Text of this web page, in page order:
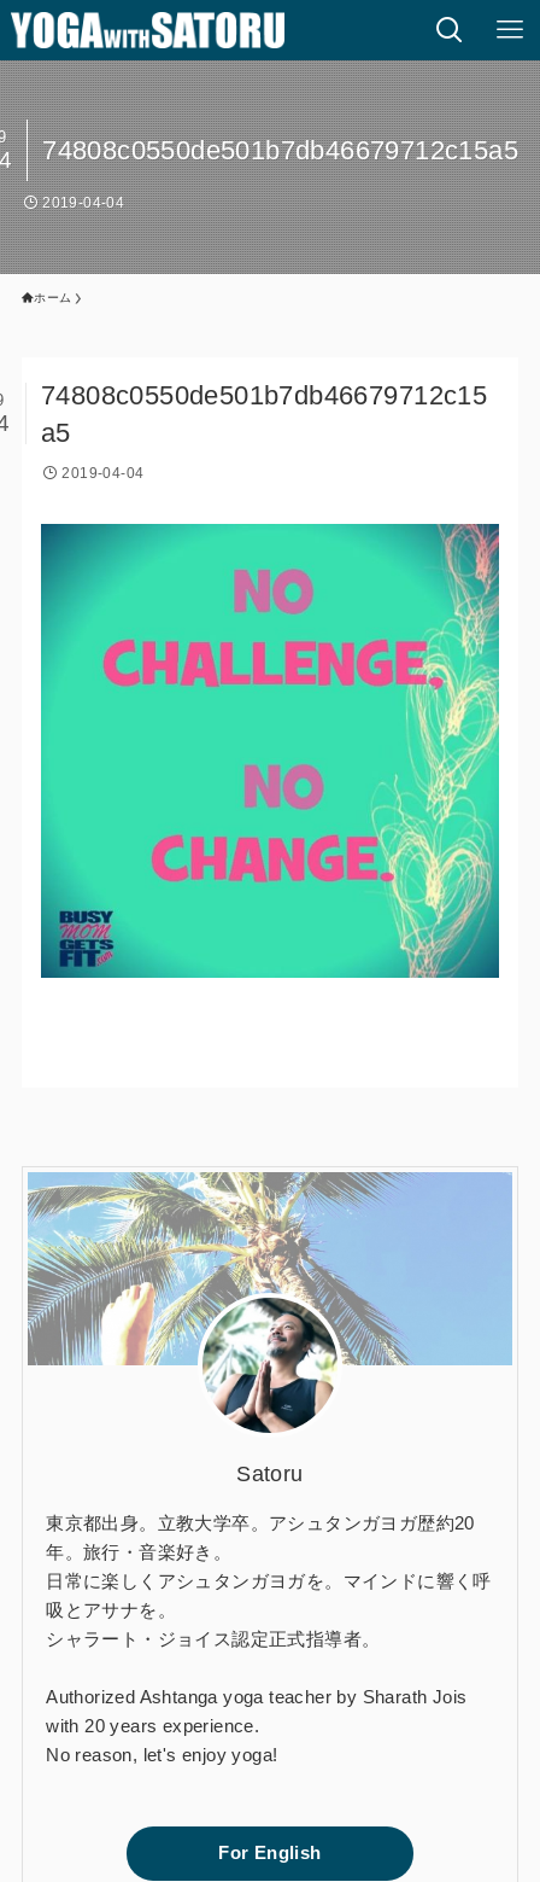
74808c0550de501b7db46679712c15a5
2019-04-04
ホーム
74808c0550de501b7db46679712c15
a5
2019-04-04
Satoru
東京都出身。立教大学卒。アシュタンガヨガ歴約20
年。旅行・音楽好き。
日常に楽しくアシュタンガヨガを。マインドに響く呼
吸とアサナを。
シャラート・ジョイス認定正式指導者。
Authorized Ashtanga yoga teacher by Sharath Jois
with 20 years experience.
No reason, let's enjoy yoga!
For English